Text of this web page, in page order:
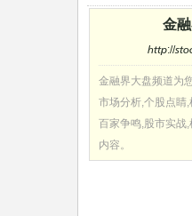
金
http://
金融界大盘频道为
市场分析,个股点睛
百家争鸣,股市实战
内容。